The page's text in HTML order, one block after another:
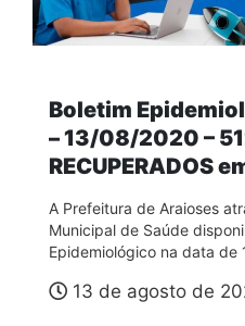
Boletim
– 13/08/2020 –
RECUPERADOS
A Prefeitura de Araioses
Municipal de Saúde
Epidemiológico na data
13 de agosto de